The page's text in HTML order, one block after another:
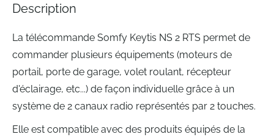
Description
La télécommande Somfy Keytis NS 2 RTS permet de
commander plusieurs équipements (moteurs de
portail, porte de garage, volet roulant, récepteur
d'éclairage, etc...) de façon individuelle grâce à un
système de 2 canaux radio représentés par 2 touches.
Elle est compatible avec des produits équipés de la